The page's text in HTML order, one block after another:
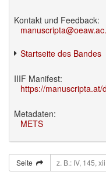
Kontakt und Feedback:
Startseite des Bandes
IIIF Manifest:
https://manuscripta.at/
Metadaten:
METS
Seite